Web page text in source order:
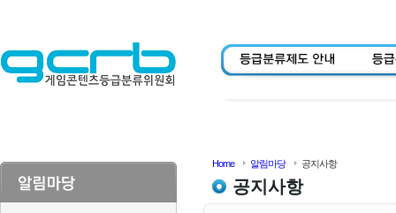
Home 알림마당 공지사항
공지사항